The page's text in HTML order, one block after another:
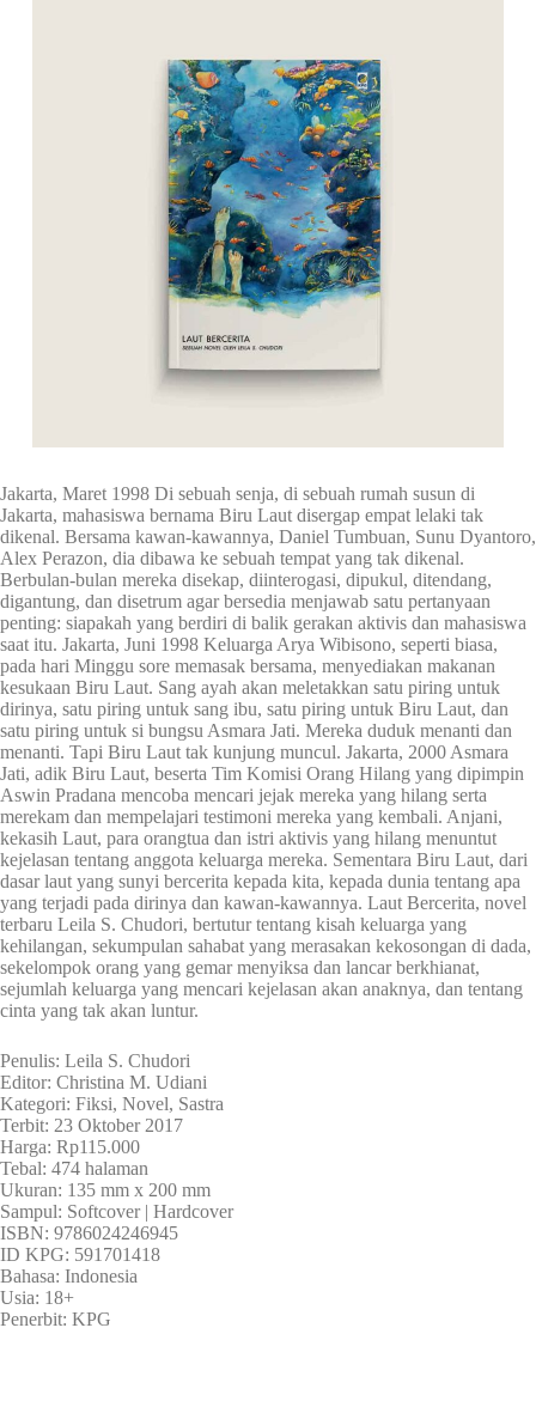
Jakarta, Maret 1998 Di sebuah senja, di sebuah rumah susun di
Jakarta, mahasiswa bernama Biru Laut disergap empat lelaki tak
dikenal. Bersama kawan-kawannya, Daniel Tumbuan, Sunu Dyantoro,
Alex Perazon, dia dibawa ke sebuah tempat yang tak dikenal.
Berbulan-bulan mereka disekap, diinterogasi, dipukul, ditendang,
digantung, dan disetrum agar bersedia menjawab satu pertanyaan
penting: siapakah yang berdiri di balik gerakan aktivis dan mahasiswa
saat itu. Jakarta, Juni 1998 Keluarga Arya Wibisono, seperti biasa,
pada hari Minggu sore memasak bersama, menyediakan makanan
kesukaan Biru Laut. Sang ayah akan meletakkan satu piring untuk
dirinya, satu piring untuk sang ibu, satu piring untuk Biru Laut, dan
satu piring untuk si bungsu Asmara Jati. Mereka duduk menanti dan
menanti. Tapi Biru Laut tak kunjung muncul. Jakarta, 2000 Asmara
Jati, adik Biru Laut, beserta Tim Komisi Orang Hilang yang dipimpin
Aswin Pradana mencoba mencari jejak mereka yang hilang serta
merekam dan mempelajari testimoni mereka yang kembali. Anjani,
kekasih Laut, para orangtua dan istri aktivis yang hilang menuntut
kejelasan tentang anggota keluarga mereka. Sementara Biru Laut, dari
dasar laut yang sunyi bercerita kepada kita, kepada dunia tentang apa
yang terjadi pada dirinya dan kawan-kawannya. Laut Bercerita, novel
terbaru Leila S. Chudori, bertutur tentang kisah keluarga yang
kehilangan, sekumpulan sahabat yang merasakan kekosongan di dada,
sekelompok orang yang gemar menyiksa dan lancar berkhianat,
sejumlah keluarga yang mencari kejelasan akan anaknya, dan tentang
cinta yang tak akan luntur.
Penulis: Leila S. Chudori
Editor: Christina M. Udiani
Kategori: Fiksi, Novel, Sastra
Terbit: 23 Oktober 2017
Harga: Rp115.000
Tebal: 474 halaman
Ukuran: 135 mm x 200 mm
Sampul: Softcover | Hardcover
ISBN: 9786024246945
ID KPG: 591701418
Bahasa: Indonesia
Usia: 18+
Penerbit: KPG